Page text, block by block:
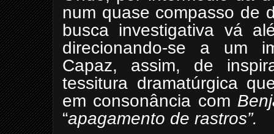
num quase compasso de
busca investigativa vá
direcionando-se a um
Capaz, assim, de
tessitura dramatúrgica
em consonância com
“apagamento de rastros”.